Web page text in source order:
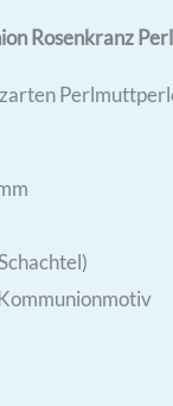
Rosenkranz